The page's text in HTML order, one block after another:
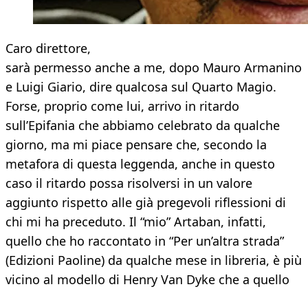
Caro direttore,
sarà permesso anche a me, dopo Mauro Armanino
e Luigi Giario, dire qualcosa sul Quarto Magio.
Forse, proprio come lui, arrivo in ritardo
sull’Epifania che abbiamo celebrato da qualche
giorno, ma mi piace pensare che, secondo la
metafora di questa leggenda, anche in questo
caso il ritardo possa risolversi in un valore
aggiunto rispetto alle già pregevoli riflessioni di
chi mi ha preceduto. Il “mio” Artaban, infatti,
quello che ho raccontato in “Per un’altra strada”
(Edizioni Paoline) da qualche mese in libreria, è più
vicino al modello di Henry Van Dyke che a quello